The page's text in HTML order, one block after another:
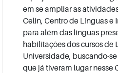
em se ampliar as
Celin, Centro de Línguas e
para além das línguas
habilitações dos cursos de
Universidade, buscando-
que já tiveram lugar nesse